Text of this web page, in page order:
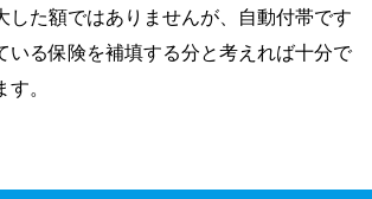
した額ではありませんが、自動付帯です
いる保険を補填する分と考えれば十分で
。